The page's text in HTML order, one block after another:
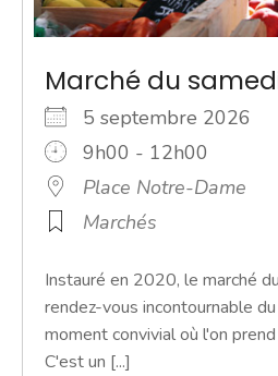
Marché du
5 septembre 2026
9h00 - 12h00
Place Notre-Dame
Marchés
Instauré en 2020, le marché
rendez-vous incontournable
moment convivial où l'on
C'est un [...]